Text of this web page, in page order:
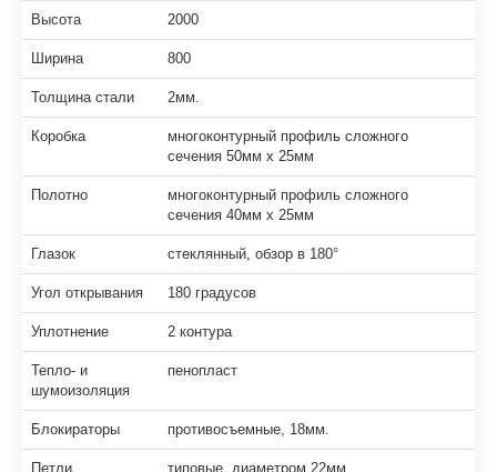
Высота 2000
Ширина 800
Толщина стали 2мм.
Коробка
многоконтурный профиль сложного
сечения 50мм х 25мм
Полотно
многоконтурный профиль сложного
сечения 40мм х 25мм
Глазок стеклянный, обзор в 180°
Угол открывания 180 градусов
Уплотнение 2 контура
Тепло- и
шумоизоляция
пенопласт
Блокираторы противосъемные, 18мм.
Петли типовые, диаметром 22мм